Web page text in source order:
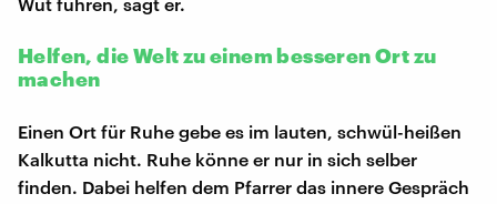
Helfen, die Welt zu einem besseren Ort zu
machen
Einen Ort für Ruhe gebe es im lauten, schwül-heißen
Kalkutta nicht. Ruhe könne er nur in sich selber
finden. Dabei helfen dem Pfarrer das innere Gespräch